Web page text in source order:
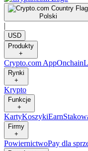
Polski
|
USD
Produkty
+
Crypto.com AppOnchain
Rynki
+
Krypto
Funkcje
+
KartyKoszykiEarn
Firmy
+
PowiernictwoPay dla